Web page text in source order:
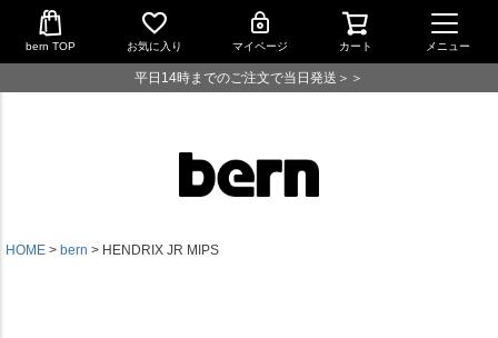
bern TOP お気に入り マイページ カート メニュー
平日14時までのご注文で当日発送＞＞
HOME bern HENDRIX JR MIPS